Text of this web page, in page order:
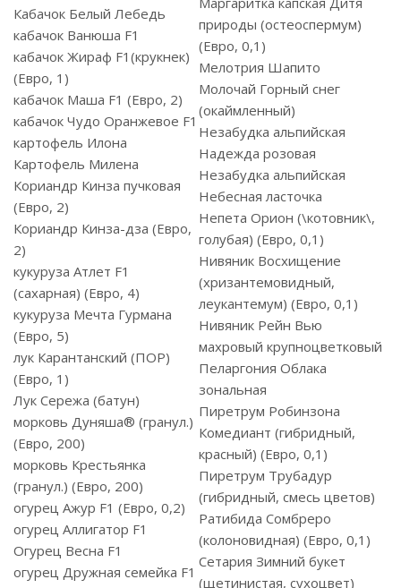
Кабачок Белый Лебедь
кабачок Ванюша F1
кабачок Жираф F1(крукнек)
(Евро, 1)
кабачок Маша F1 (Евро, 2)
кабачок Чудо Оранжевое F1
картофель Илона
Картофель Милена
Кориандр Кинза пучковая
(Евро, 2)
Кориандр Кинза-дза (Евро,
2)
кукуруза Атлет F1
(сахарная) (Евро, 4)
кукуруза Мечта Гурмана
(Евро, 5)
лук Карантанский (ПОР)
(Евро, 1)
Лук Сережа (батун)
морковь Дуняша® (гранул.)
(Евро, 200)
морковь Крестьянка
(гранул.) (Евро, 200)
огурец Ажур F1 (Евро, 0,2)
огурец Аллигатор F1
Огурец Весна F1
огурец Дружная семейка F1
природы (остеоспермум)
(Евро, 0,1)
Мелотрия Шапито
Молочай Горный снег
(окаймленный)
Незабудка альпийская
Надежда розовая
Незабудка альпийская
Небесная ласточка
Непета Орион (\котовник\,
голубая) (Евро, 0,1)
Нивяник Восхищение
(хризантемовидный,
леукантемум) (Евро, 0,1)
Нивяник Рейн Вью
махровый крупноцветковый
Пеларгония Облака
зональная
Пиретрум Робинзона
Комедиант (гибридный,
красный) (Евро, 0,1)
Пиретрум Трубадур
(гибридный, смесь цветов)
Ратибида Сомбреро
(колоновидная) (Евро, 0,1)
Сетария Зимний букет
(щетинистая, сухоцвет)